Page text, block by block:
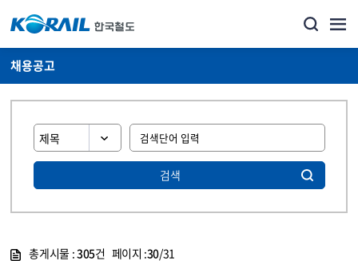
채용공고
검색
총게시물 :305건 페이지 :30/31